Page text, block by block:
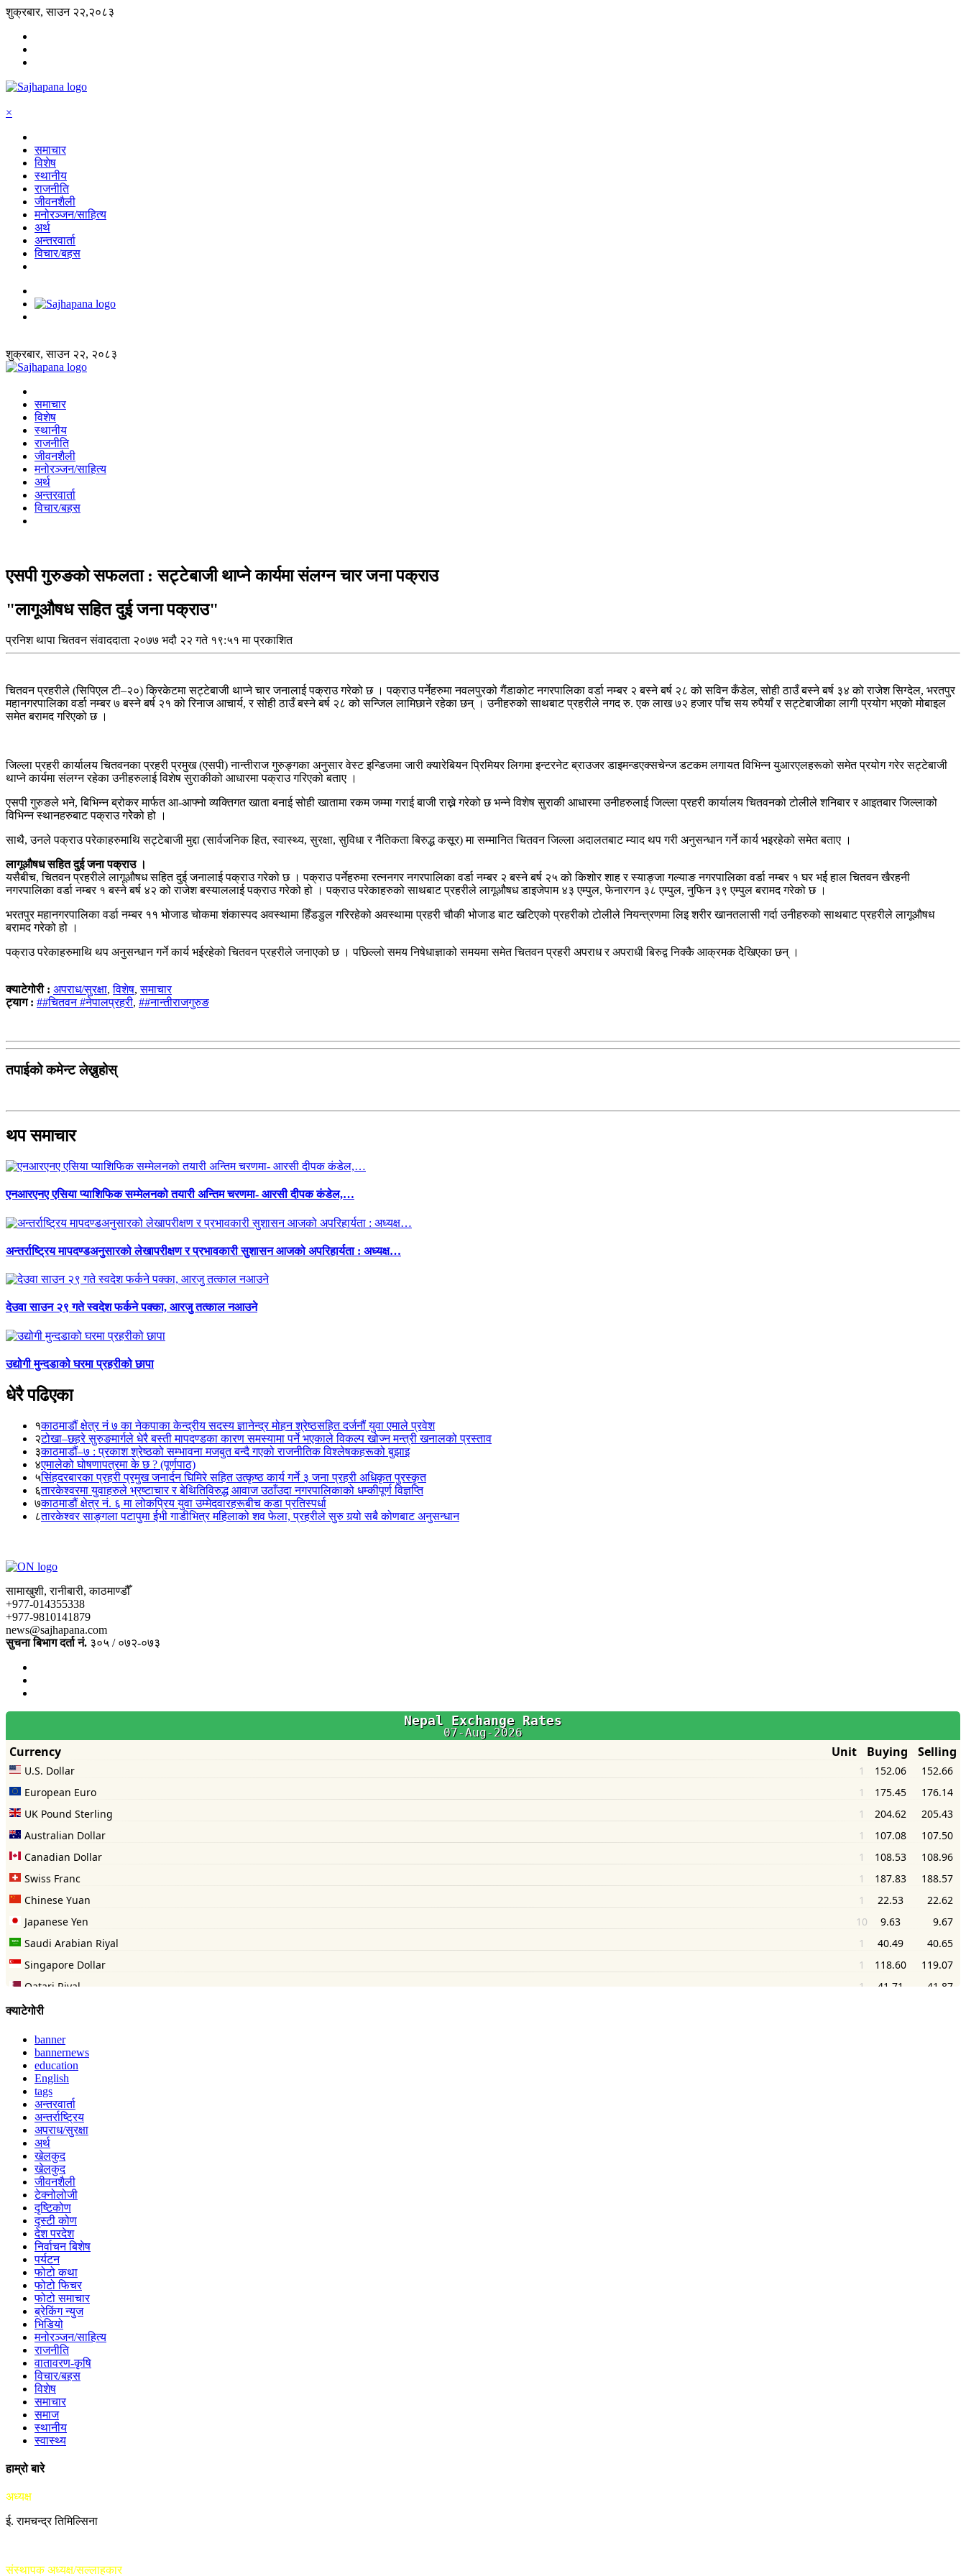
शुक्रबार, साउन २२,२०८३
×
समाचार
विशेष
स्थानीय
राजनीति
जीवनशैली
मनोरञ्जन/साहित्य
अर्थ
अन्तरवार्ता
विचार/बहस
शुक्रबार, साउन २२, २०८३
समाचार
विशेष
स्थानीय
राजनीति
जीवनशैली
मनोरञ्जन/साहित्य
अर्थ
अन्तरवार्ता
विचार/बहस
एसपी गुरुङको सफलता : सट्टेबाजी थाप्ने कार्यमा संलग्न चार जना पक्राउ
"लागूऔषध सहित दुई जना पक्राउ"
प्रनिश थापा चितवन संवाददाता २०७७ भदौ २२ गते १९:५१ मा प्रकाशित
चितवन प्रहरीले (सिपिएल टी–२०) क्रिकेटमा सट्टेबाजी थाप्ने चार जनालाई पक्राउ गरेको छ । पक्राउ पर्नेहरुमा नवलपुरको गैंडाकोट नगरपालिका वर्डा नम्बर २ बस्ने बर्ष २८ को सविन कँडेल, सोही ठाउँ बस्ने बर्ष ३४ को राजेश सिग्देल, भरतपुर
महानगरपालिका वर्डा नम्बर ७ बस्ने बर्ष २१ को रिनाज आचार्य, र सोही ठाउँ बस्ने बर्ष २८ को सन्जिल लामिछाने रहेका छन् । उनीहरुको साथबाट प्रहरीले नगद रु. एक लाख ७२ हजार पाँच सय रुपैयाँ र सट्टेबाजीका लागी प्रयोग भएको मोबाइल
समेत बरामद गरिएको छ ।
जिल्ला प्रहरी कार्यालय चितवनका प्रहरी प्रमुख (एसपी) नान्तीराज गुरुङ्गका अनुसार वेस्ट इन्डिजमा जारी क्यारेबियन प्रिमियर लिगमा इन्टरनेट ब्राउजर डाइमन्डएक्सचेन्ज डटकम लगायत विभिन्न युआरएलहरूको समेत प्रयोग गरेर सट्टेबाजी
थाप्ने कार्यमा संलग्न रहेका उनीहरुलाई विशेष सुराकीको आधारमा पक्राउ गरिएको बताए ।
एसपी गुरुङले भने, बिभिन्न ब्रोकर मार्फत आ-आफ्नो व्यक्तिगत खाता बनाई सोही खातामा रकम जम्मा गराई बाजी राख्ने गरेको छ भन्ने विशेष सुराकी आधारमा उनीहरुलाई जिल्ला प्रहरी कार्यालय चितवनको टोलीले शनिबार र आइतबार जिल्लाको
विभिन्न स्थानहरुबाट पक्राउ गरेेेको हो ।
साथै, उनले पक्राउ परेकाहरुमाथि सट्टेबाजी मुद्दा (सार्वजनिक हित, स्वास्थ्य, सुरक्षा, सुविधा र नैतिकता बिरुद्ध कसूर) मा सम्मानित चितवन जिल्ला अदालतबाट म्याद थप गरी अनुसन्धान गर्ने कार्य भइरहेको समेत बताए ।
लागूऔषध सहित दुई जना पक्राउ ।
यसैबीच, चितवन प्रहरीले लागूऔषध सहित दुई जनालाई पक्राउ गरेको छ । पक्राउ पर्नेहरुमा रत्ननगर नगरपालिका वर्डा नम्बर २ बस्ने बर्ष २५ को किशोर शाह र स्याङ्जा गल्याङ नगरपालिका वर्डा नम्बर १ घर भई हाल चितवन खैरहनी
नगरपालिका वर्डा नम्बर १ बस्ने बर्ष ४२ को राजेश बस्याललाई पक्राउ गरेको हो । पक्राउ परेकाहरुको साथबाट प्रहरीले लागूऔषध डाइजेपाम ४३ एम्पुल, फेनारगन ३८ एम्पुल, नुफिन ३९ एम्पुल बरामद गरेको छ ।
भरतपुर महानगरपालिका वर्डा नम्बर ११ भोजाड चोकमा शंकास्पद अवस्थामा हिँडडुल गरिरहेको अवस्थामा प्रहरी चौकी भोजाड बाट खटिएको प्रहरीको टोलीले नियन्त्रणमा लिइ शरीर खानतलासी गर्दा उनीहरुको साथबाट प्रहरीले लागूऔषध
बरामद गरेको हो ।
पक्राउ परेकाहरुमाथि थप अनुसन्धान गर्ने कार्य भईरहेको चितवन प्रहरीले जनाएको छ । पछिल्लो समय निषेधाज्ञाको समयमा समेत चितवन प्रहरी अपराध र अपराधी बिरुद्व निक्कै आक्रमक देेेखिएका छन् ।
क्याटेगोरी : अपराध/सुरक्षा,विशेष,समाचार
ट्याग : ##चितवन #नेपालप्रहरी, ##नान्तीराजगुरुङ
तपाईको कमेन्ट लेख्नुहोस्
थप समाचार
एनआरएनए एसिया प्याशिफिक सम्मेलनको तयारी अन्तिम चरणमा- आरसी दीपक कंडेल,…
अन्तर्राष्ट्रिय मापदण्डअनुसारको लेखापरीक्षण र प्रभावकारी सुशासन आजको अपरिहार्यता : अध्यक्ष…
देउवा साउन २९ गते स्वदेश फर्कने पक्का, आरजु तत्काल नआउने
उद्योगी मुन्दडाको घरमा प्रहरीको छापा
धेरै पढिएका
१काठमाडौं क्षेत्र नं ७ का नेकपाका केन्द्रीय सदस्य ज्ञानेन्द्र मोहन श्रेष्ठसहित दर्जनौं युवा एमाले प्रवेश
२टोखा–छहरे सुरुङमार्गले धेरै बस्ती मापदण्डका कारण समस्यामा पर्ने भएकाले विकल्प खोज्न मन्त्री खनालको प्रस्ताव
३काठमाडौं–७ : प्रकाश श्रेष्ठको सम्भावना मजबुत बन्दै गएको राजनीतिक विश्लेषकहरूको बुझाइ
४एमालेको घोषणापत्रमा के छ ? (पूर्णपाठ)
५सिंहदरबारका प्रहरी प्रमुख जनार्दन घिमिरे सहित उत्कृष्ठ कार्य गर्ने ३ जना प्रहरी अधिकृत पुरस्कृत
६तारकेश्वरमा युवाहरुले भ्रष्टाचार र बेथितिविरुद्ध आवाज उठाँउदा नगरपालिकाको धम्कीपूर्ण विज्ञप्ति
७काठमाडौं क्षेत्र नं. ६ मा लोकप्रिय युवा उम्मेदवारहरूबीच कडा प्रतिस्पर्धा
८तारकेश्वर साङ्गला पटापुमा ईभी गाडीभित्र महिलाको शव फेला, प्रहरीले सुरु गर्‍यो सबै कोणबाट अनुसन्धान
सामाखुशी, रानीबारी, काठमाण्डौँ
+977-014355338
+977-9810141879
news@sajhapana.com
सुचना बिभाग दर्ता नं. ३०५ / ०७२-०७३
क्याटेगोरी
banner
bannernews
education
English
tags
अन्तरवार्ता
अन्तर्राष्ट्रिय
अपराध/सुरक्षा
अर्थ
खेलकुद
खेलकुद
जीवनशैली
टेक्नोलोजी
दृष्टिकोण
दृस्टी कोण
देश परदेश
निर्वाचन बिशेष
पर्यटन
फोटो कथा
फोटो फिचर
फोटो समाचार
ब्रेकिंग न्युज
भिडियो
मनोरञ्जन/साहित्य
राजनीति
वातावरण-कृषि
विचार/बहस
विशेष
समाचार
समाज
स्थानीय
स्वास्थ्य
हाम्रो बारे
अध्यक्ष
ई. रामचन्द्र तिमिल्सिना
संस्थापक अध्यक्ष/सल्लाहकार